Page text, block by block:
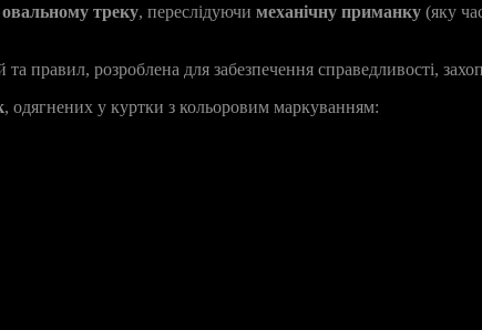
овальному треку, переслідуючи механічну приманку (яку
правил, розроблена для забезпечення справедливості,
, одягнених у куртки з кольоровим маркуванням: